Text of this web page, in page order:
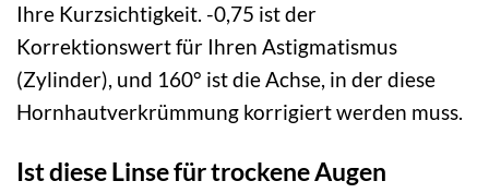
Ihre Kurzsichtigkeit. -0,75 ist der
Korrektionswert für Ihren Astigmatismus
(Zylinder), und 160° ist die Achse, in der diese
Hornhautverkrümmung korrigiert werden muss.
Ist diese Linse für trockene Augen